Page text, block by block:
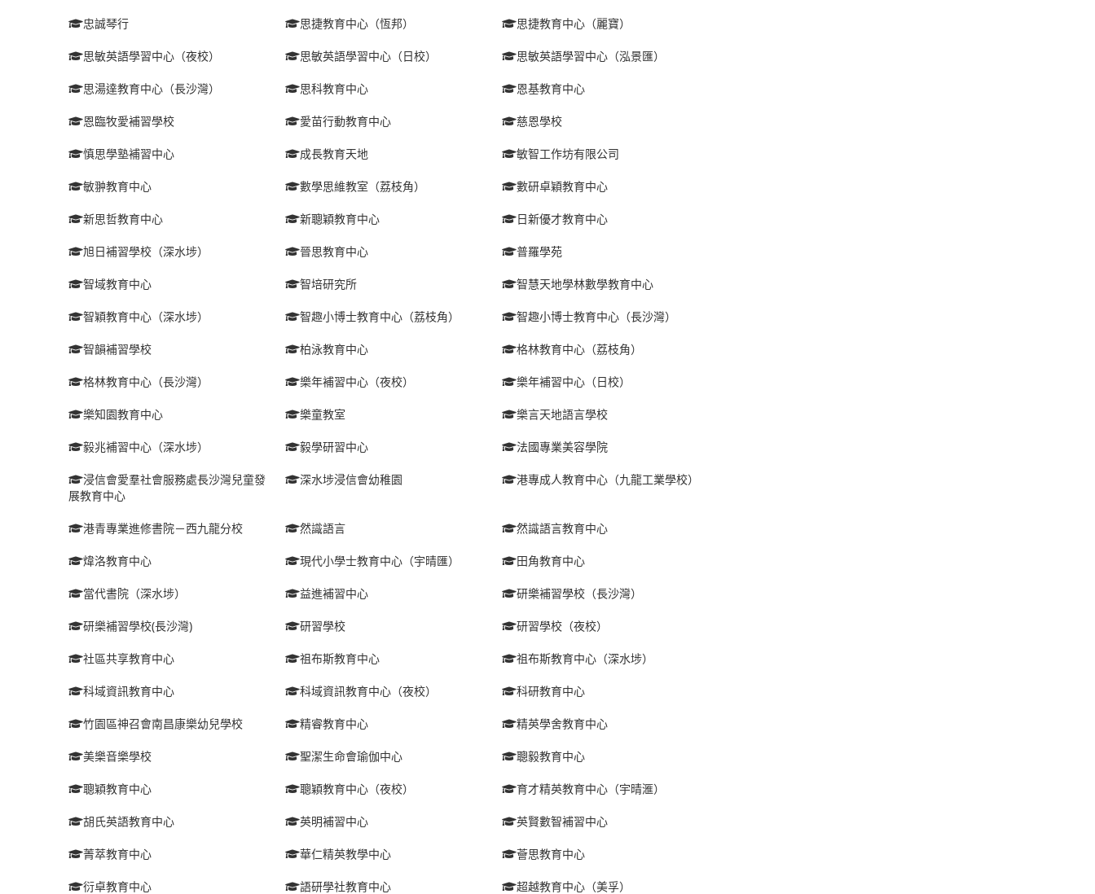
忠誠琴行 思捷教育中心（恆邦） 思捷教育中心（麗寶）
思敏英語學習中心（夜校） 思敏英語學習中心（日校） 思敏英語學習中心（泓景匯）
思湯達教育中心（長沙灣） 思科教育中心 恩基教育中心
恩臨牧愛補習學校 愛苗行動教育中心 慈恩學校
慎思學塾補習中心 成長教育天地 敏智工作坊有限公司
敏翀教育中心 數學思維教室（荔枝角） 數研卓穎教育中心
新思哲教育中心 新聰穎教育中心 日新優才教育中心
旭日補習學校（深水埗） 晉思教育中心 普羅學苑
智域教育中心 智培研究所 智慧天地學林數學教育中心
智穎教育中心（深水埗） 智趣小博士教育中心（荔枝角） 智趣小博士教育中心（長沙灣）
智韻補習學校 柏泳教育中心 格林教育中心（荔枝角）
格林教育中心（長沙灣） 樂年補習中心（夜校） 樂年補習中心（日校）
樂知園教育中心 樂童教室 樂言天地語言學校
毅兆補習中心（深水埗） 毅學研習中心 法國專業美容學院
浸信會愛羣社會服務處長沙灣兒童發
展教育中心
深水埗浸信會幼稚園 港專成人教育中心（九龍工業學校）
港青專業進修書院－西九龍分校 然識語言 然識語言教育中心
煒洛教育中心 現代小學士教育中心（宇晴匯） 田角教育中心
當代書院（深水埗） 益進補習中心 研樂補習學校（長沙灣）
研樂補習學校(長沙灣) 研習學校 研習學校（夜校）
社區共享教育中心 祖布斯教育中心 祖布斯教育中心（深水埗）
科域資訊教育中心 科域資訊教育中心（夜校） 科研教育中心
竹園區神召會南昌康樂幼兒學校 精睿教育中心 精英學舍教育中心
美樂音樂學校 聖潔生命會瑜伽中心 聰毅教育中心
聰穎教育中心 聰穎教育中心（夜校） 育才精英教育中心（宇晴滙）
胡氏英語教育中心 英明補習中心 英賢數智補習中心
菁萃教育中心 華仁精英教學中心 薈思教育中心
衍卓教育中心 語研學社教育中心 超越教育中心（美孚）